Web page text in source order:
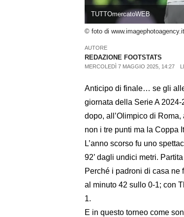
TUTTOmercatoWEB
© foto di www.imagephotoagency.it
AUTORE
REDAZIONE FOOTSTATS
MERCOLEDÌ 7 MAGGIO 2025, 14:27
Anticipo di finale… se gli
giornata della Serie A
dopo, all’Olimpico di
non i tre punti ma la Coppa
L’anno scorso fu uno
92’ dagli undici metri.
Perché i padroni di casa ne
al minuto 42 sullo 0-1; con
1.
E in questo torneo come